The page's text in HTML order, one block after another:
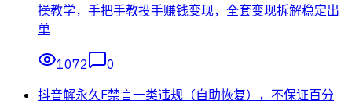
操教学，手把手教投手赚钱变现，全套变现拆解稳定出
单
1072
0
抖音解永久F禁言一类违规（自助恢复），不保证百分